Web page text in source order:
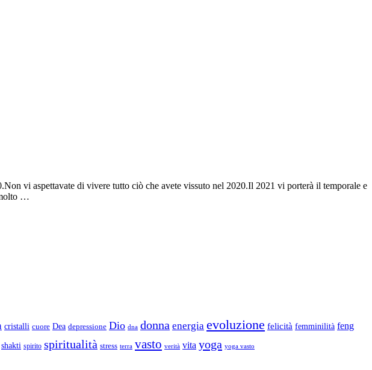
vi aspettavate di vivere tutto ciò che avete vissuto nel 2020.Il 2021 vi porterà il temporale e
…
cristalli cuore Dea depressione Dio dna donna energia evoluzione felicità femminilità feng
shakti spirito spiritualità stress terra vasto verità vita yoga yoga vasto